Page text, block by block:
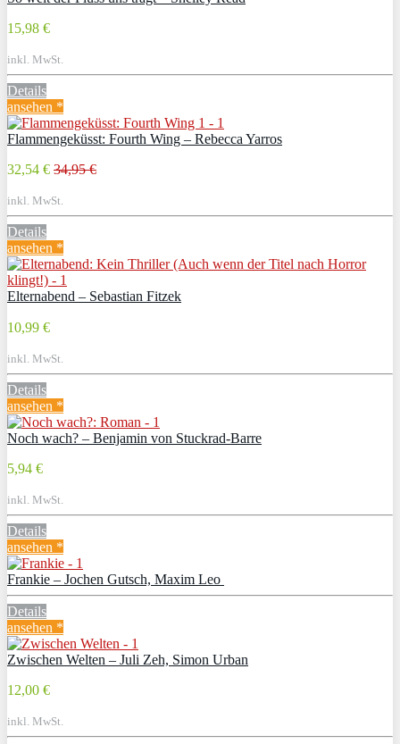
15,98 €
inkl. MwSt.
Details
ansehen *
Flammengeküsst: Fourth Wing – Rebecca Yarros
32,54 € 34,95 €
inkl. MwSt.
Details
ansehen *
Elternabend – Sebastian Fitzek
10,99 €
inkl. MwSt.
Details
ansehen *
Noch wach? – Benjamin von Stuckrad-Barre
5,94 €
inkl. MwSt.
Details
ansehen *
Frankie – Jochen Gutsch, Maxim Leo
Details
ansehen *
Zwischen Welten – Juli Zeh, Simon Urban
12,00 €
inkl. MwSt.